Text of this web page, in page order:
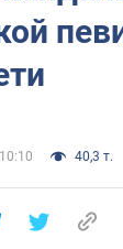
40,3 т.